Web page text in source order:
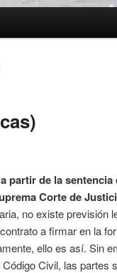
partir de la sentencia
Corte de
no existe previsión
a firmar en la
ello es así. Sin
Civil, las partes